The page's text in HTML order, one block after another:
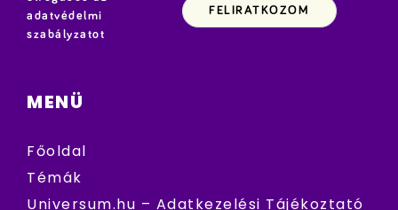
adatvédelmi
szabályzatot
MENÜ
Főoldal
Témák
Universum.hu – Adatkezelési Tájékoztató